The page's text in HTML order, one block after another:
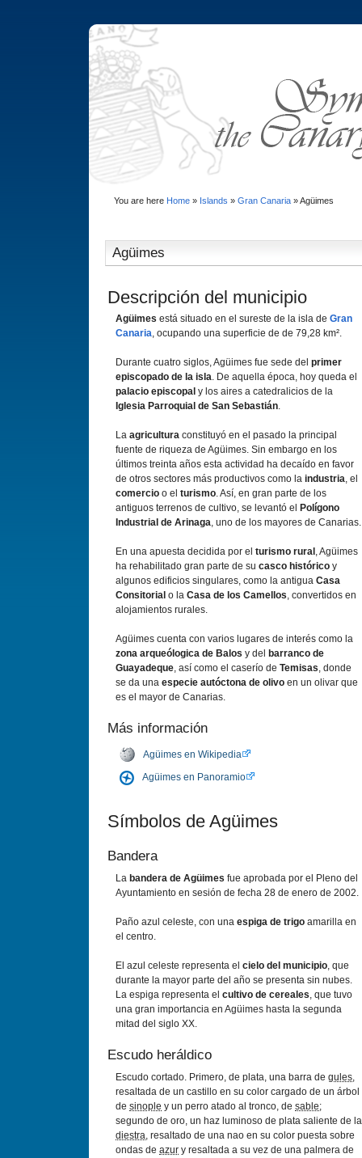
You are here Home» Islands » Gran Canaria»Agüimes
Agüimes
Descripción del municipio
Agüimes está situado en el sureste de la isla de Gran
Canaria, ocupando una superficie de de 79,28 km².
Durante cuatro siglos, Agüimes fue sede del primer
episcopado de la isla. De aquella época, hoy queda el
palacio episcopal y los aires a catedralicios de la
Iglesia Parroquial de San Sebastián.
La agricultura constituyó en el pasado la principal
fuente de riqueza de Agüimes. Sin embargo en los
últimos treinta años esta actividad ha decaí­do en favor
de otros sectores más productivos como la industria, el
comercio o el turismo. Así­, en gran parte de los
antiguos terrenos de cultivo, se levantó el
Polí­gono
Industrial de Arinaga, uno de los mayores de Canarias.
En una apuesta decidida por el turismo rural , Agüimes
ha rehabilitado gran parte de su casco histórico y
algunos edificios singulares, como la antigua Casa
Consitorial o la Casa de los Camellos, convertidos en
alojamientos rurales.
Agüimes cuenta con varios lugares de interés como la
zona arqueólogica de Balos y del
barranco de
Guayadeque, así­ como el caserí­o de Temisas, donde
se da una especie autóctona de olivo en un olivar que
es el mayor de Canarias.
Más información
Agüimes en Wikipedia
Agüimes en Panoramio
Sí­mbolos de Agüimes
Bandera
La bandera de Agüimes fue aprobada por el Pleno del
Ayuntamiento en sesión de fecha 28 de enero de 2002.
Paño azul celeste, con una espiga de trigo amarilla en
el centro.
El azul celeste representa el cielo del municipio, que
durante la mayor parte del año se presenta sin nubes.
La espiga representa el cultivo de cereales, que tuvo
una gran importancia en Agüimes hasta la segunda
mitad del siglo XX.
Escudo heráldico
Escudo cortado. Primero, de plata, una barra de gules,
resaltada de un castillo en su color cargado de un árbol
de sinople y un perro atado al tronco, de sable;
segundo de oro, un haz luminoso de plata saliente de la
diestra, resaltado de una nao en su color puesta sobre
ondas de azur y resaltada a su vez de una palmera de